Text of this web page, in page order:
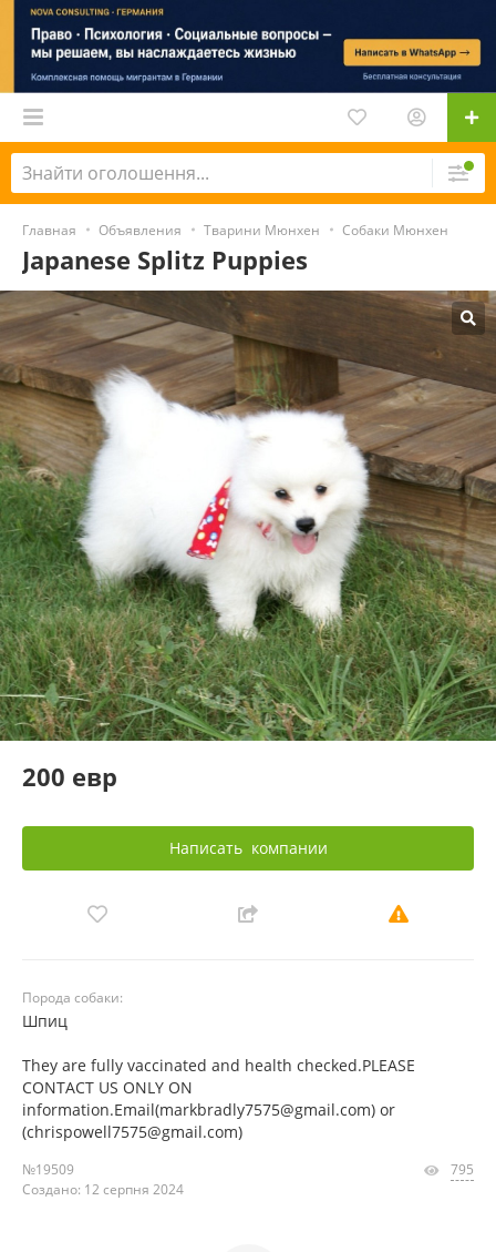
Главная Объявления Тварини Мюнхен Собаки Мюнхен
Japanese Splitz Puppies
200 евр
Написать компании
Порода собаки:
Шпиц
They are fully vaccinated and health checked.PLEASE
CONTACT US ONLY ON
information.Email(markbradly7575@gmail.com) or
(chrispowell7575@gmail.com)
№19509
Создано: 12 серпня 2024
795